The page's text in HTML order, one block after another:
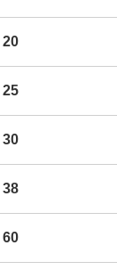
20 TKN
25 TKN
30 TKN
38 TKN
60 TKN